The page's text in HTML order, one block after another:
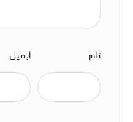
نام ایمیل